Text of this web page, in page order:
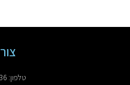
טלפון: 074-708-71-36